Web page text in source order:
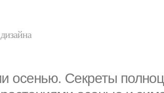
осенью. Секреты